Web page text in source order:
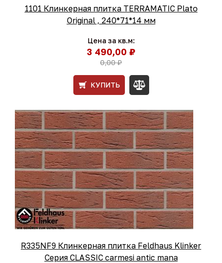
1101 Клинкерная плитка TERRAMATIC Plato
Original , 240*71*14 мм
Цена за кв.м:
3 490,00 ₽
0,00 ₽
КУПИТЬ
R335NF9 Клинкерная плитка Feldhaus Klinker
Серия CLASSIC carmesi antic mana